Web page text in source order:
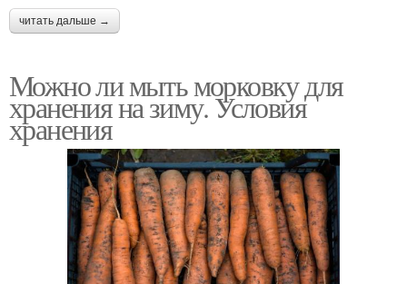
читать дальше →
Можно ли мыть морковку для
хранения на зиму. Условия
хранения